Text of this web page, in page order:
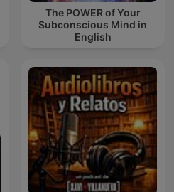
The POWER of Your
Subconscious Mind in
English